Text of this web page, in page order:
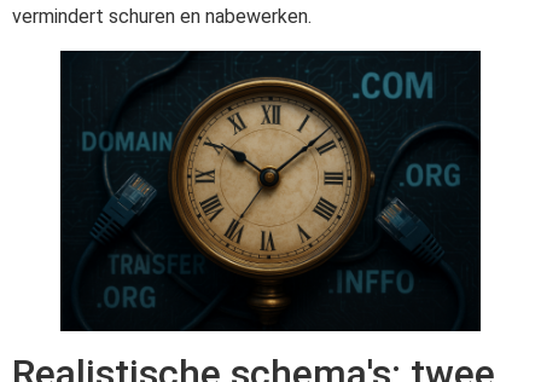
vermindert schuren en nabewerken.